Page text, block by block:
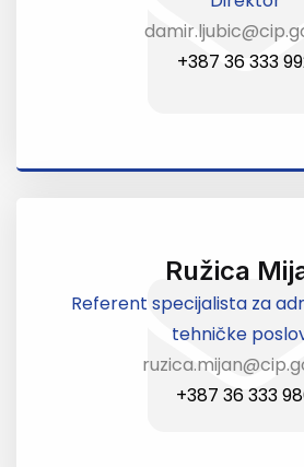
+387 36 333
Ružica
Referent specijalista za
tehničke
+387 36 333